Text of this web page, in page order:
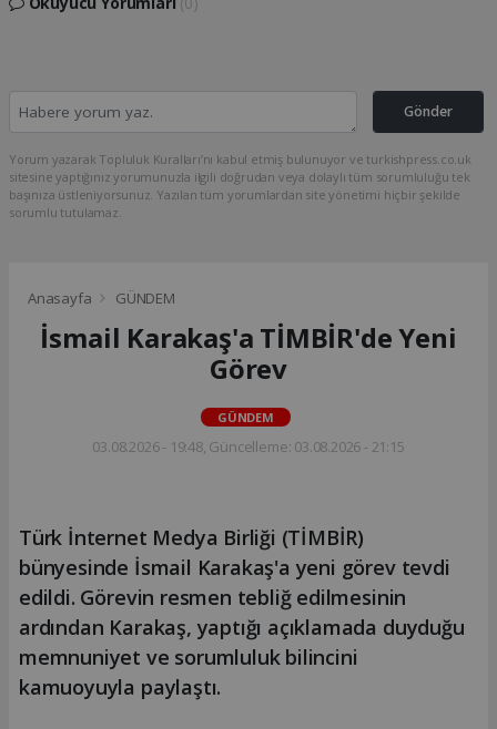
Gönder
Yorum yazarak Topluluk Kuralları’nı kabul etmiş bulunuyor ve turkishpress.co.uk
sitesine yaptığınız yorumunuzla ilgili doğrudan veya dolaylı tüm sorumluluğu tek
başınıza üstleniyorsunuz. Yazılan tüm yorumlardan site yönetimi hiçbir şekilde
sorumlu tutulamaz.
Anasayfa GÜNDEM
İsmail Karakaş'a TİMBİR'de Yeni
Görev
GÜNDEM
03.08.2026 - 19:48, Güncelleme: 03.08.2026 - 21:15
Türk İnternet Medya Birliği (TİMBİR)
bünyesinde İsmail Karakaş'a yeni görev tevdi
edildi. Görevin resmen tebliğ edilmesinin
ardından Karakaş, yaptığı açıklamada duyduğu
memnuniyet ve sorumluluk bilincini
kamuoyuyla paylaştı.